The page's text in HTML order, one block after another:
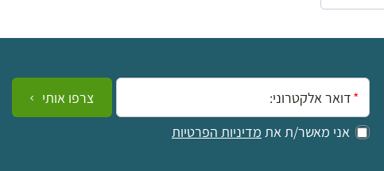
אימייל:
אני מאשר/ת את מדיניות הפרטיות
צרפו אותי